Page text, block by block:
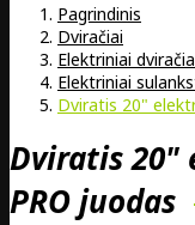
Pagrindinis
Dviračiai
Elektriniai
Elektriniai
Dviratis 20"
Dviratis 20"
PRO juodas